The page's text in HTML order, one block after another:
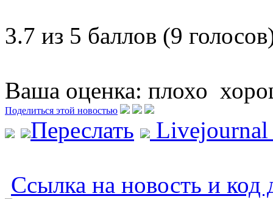
3.7 из 5 баллов (9
Ваша оценка: плохо
Поделиться этой новостью
Переслать
Ссылка на новость и код